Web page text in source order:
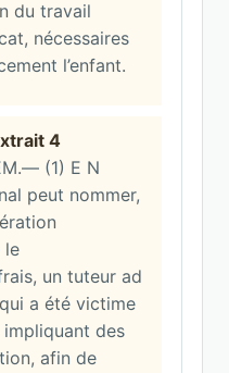
du travail
nécessaires
l’enfant.
4
(1) E N
peut nommer,
le
un tuteur ad
a été victime
impliquant des
afin de